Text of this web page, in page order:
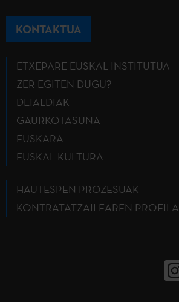
KONTAKTUA
ETXEPARE EUSKAL INSTITUTUA
ZER EGITEN DUGU?
DEIALDIAK
GAURKOTASUNA
EUSKARA
EUSKAL KULTURA
HAUTESPEN PROZESUAK
KONTRATATZAILEAREN PROFILA